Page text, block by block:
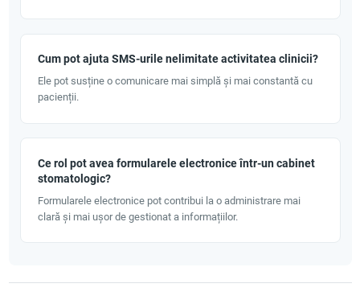
Cum pot ajuta SMS-urile nelimitate activitatea clinicii?
Ele pot susține o comunicare mai simplă și mai constantă cu
pacienții.
Ce rol pot avea formularele electronice într-un cabinet
stomatologic?
Formularele electronice pot contribui la o administrare mai
clară și mai ușor de gestionat a informațiilor.